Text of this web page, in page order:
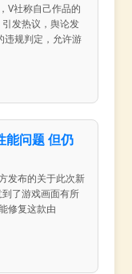
V社称自己作品的
发热议，舆论发
违规判定，允许游
能问题 但仍
发布的关于此次新
了游戏画面有所
修复这款由